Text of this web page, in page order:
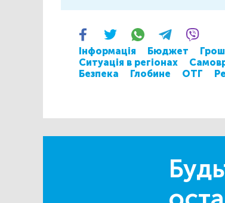
Інформація Бюджет
Ситуація в регіонах
Безпека
Глобине ОТГ